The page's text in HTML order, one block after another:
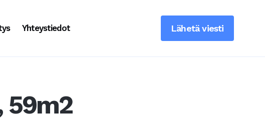
Lähetä viesti
Yhteystiedot
59m2